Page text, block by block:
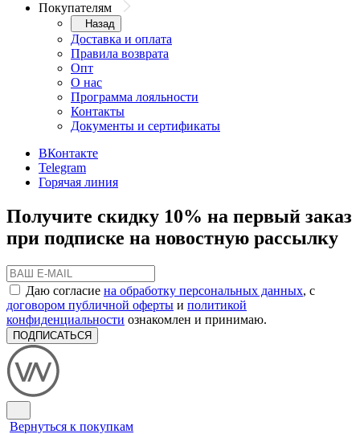
Покупателям
Назад
Доставка и оплата
Правила возврата
Опт
О нас
Программа лояльности
Контакты
Документы и сертификаты
ВКонтакте
Telegram
Горячая линия
Получите скидку 10% на первый заказ
при подписке на новостную рассылку
Даю согласие на обработку персональных данных, с
договором публичной оферты и политикой
конфиденциальности ознакомлен и принимаю.
ПОДПИСАТЬСЯ
Вернуться к покупкам